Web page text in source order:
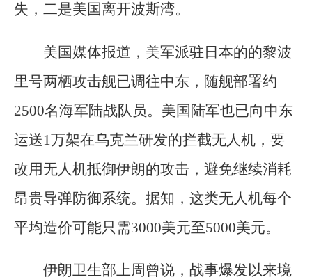
失，二是美国离开波斯湾。
美国媒体报道，美军派驻日本的的黎波
里号两栖攻击舰已调往中东，随舰部署约
2500名海军陆战队员。美国陆军也已向中东
运送1万架在乌克兰研发的拦截无人机，要
改用无人机抵御伊朗的攻击，避免继续消耗
昂贵导弹防御系统。据知，这类无人机每个
平均造价可能只需3000美元至5000美元。
伊朗卫生部上周曾说，战事爆发以来境